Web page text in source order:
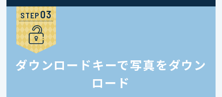
STEP
ダウンロードキーで写真をダウン
ロード